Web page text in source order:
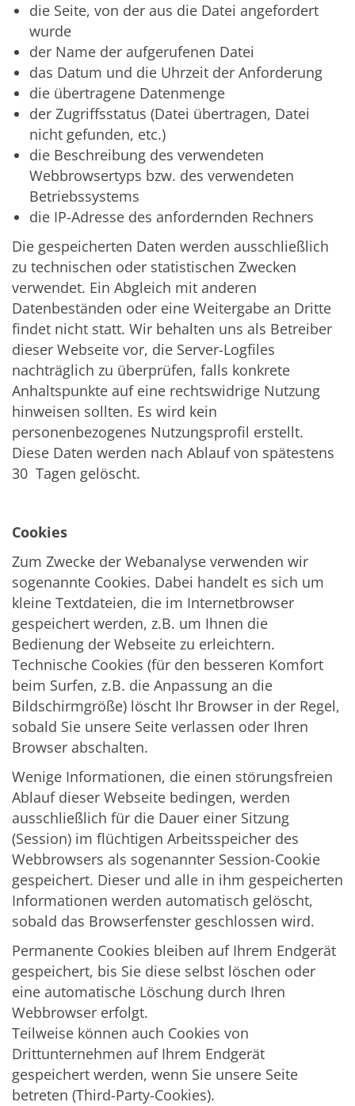
die Seite, von der aus die Datei angefordert
wurde
der Name der aufgerufenen Datei
das Datum und die Uhrzeit der Anforderung
die übertragene Datenmenge
der Zugriffsstatus (Datei übertragen, Datei
nicht gefunden, etc.)
die Beschreibung des verwendeten
Webbrowsertyps bzw. des verwendeten
Betriebssystems
die IP-Adresse des anfordernden Rechners
Die gespeicherten Daten werden ausschließlich
zu technischen oder statistischen Zwecken
verwendet. Ein Abgleich mit anderen
Datenbeständen oder eine Weitergabe an Dritte
findet nicht statt. Wir behalten uns als Betreiber
dieser Webseite vor, die Server-Logfiles
nachträglich zu überprüfen, falls konkrete
Anhaltspunkte auf eine rechtswidrige Nutzung
hinweisen sollten. Es wird kein
personenbezogenes Nutzungsprofil erstellt.
Diese Daten werden nach Ablauf von spätestens
30 Tagen gelöscht.
Cookies
Zum Zwecke der Webanalyse verwenden wir
sogenannte Cookies. Dabei handelt es sich um
kleine Textdateien, die im Internetbrowser
gespeichert werden, z.B. um Ihnen die
Bedienung der Webseite zu erleichtern.
Technische Cookies (für den besseren Komfort
beim Surfen, z.B. die Anpassung an die
Bildschirmgröße) löscht Ihr Browser in der Regel,
sobald Sie unsere Seite verlassen oder Ihren
Browser abschalten.
Wenige Informationen, die einen störungsfreien
Ablauf dieser Webseite bedingen, werden
ausschließlich für die Dauer einer Sitzung
(Session) im flüchtigen Arbeitsspeicher des
Webbrowsers als sogenannter Session-Cookie
gespeichert. Dieser und alle in ihm gespeicherten
Informationen werden automatisch gelöscht,
sobald das Browserfenster geschlossen wird.
Permanente Cookies bleiben auf Ihrem Endgerät
gespeichert, bis Sie diese selbst löschen oder
eine automatische Löschung durch Ihren
Webbrowser erfolgt.
Teilweise können auch Cookies von
Drittunternehmen auf Ihrem Endgerät
gespeichert werden, wenn Sie unsere Seite
betreten (Third-Party-Cookies).